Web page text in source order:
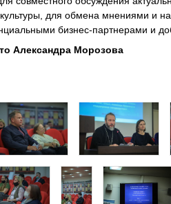
для обмена мнениями и
бизнес-партнерами и
Александра Морозова